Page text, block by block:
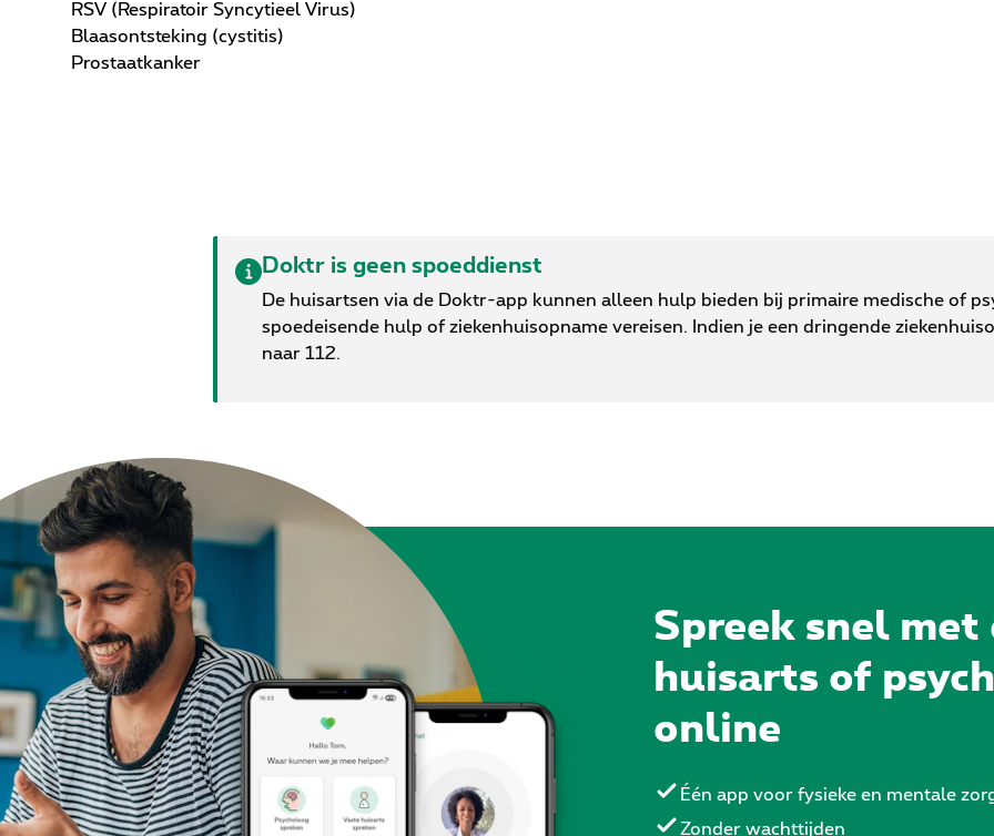
RSV (Respiratoir Syncytieel Virus)
Blaasontsteking (cystitis)
Prostaatkanker
Doktr is geen spoeddienst
De huisartsen via de Doktr-app kunnen alleen hulp bieden bij primaire medische of
spoedeisende hulp of ziekenhuisopname vereisen. Indien je een dringende
naar 112.
Spreek snel met
huisarts of
online
Één app voor fysieke en mentale
Zonder wachttijden